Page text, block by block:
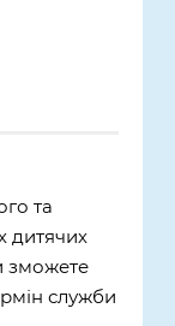
та
дитячих
зможете
служби